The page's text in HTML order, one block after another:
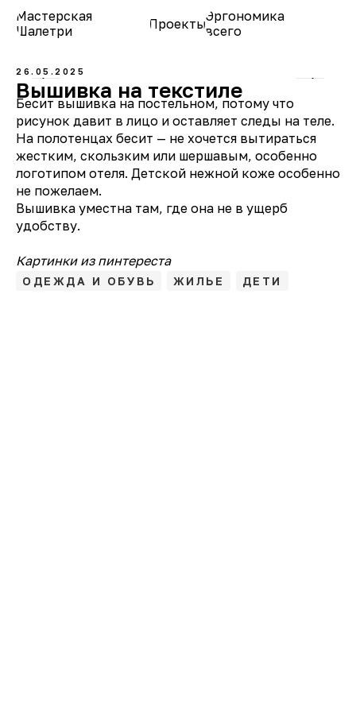
Мастерская
Шалетри
ПроектыЭргономика
всего
26.05.2025
Вышивка на текстиле
Бесит вышивка на постельном, потому что
рисунок давит в лицо и оставляет следы на теле.
На полотенцах бесит — не хочется вытираться
жестким, скользким или шершавым, особенно
логотипом отеля. Детской нежной коже особенно
не пожелаем.
Вышивка уместна там, где она не в ущерб
удобству.
Картинки из пинтереста
ОДЕЖДА И ОБУВЬ ЖИЛЬЕ ДЕТИ